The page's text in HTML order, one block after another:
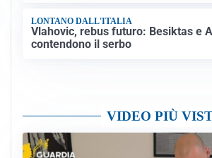
LONTANO DALL'ITALIA
Vlahovic, rebus futuro: Besiktas e
contendono il serbo
VIDEO PIÙ